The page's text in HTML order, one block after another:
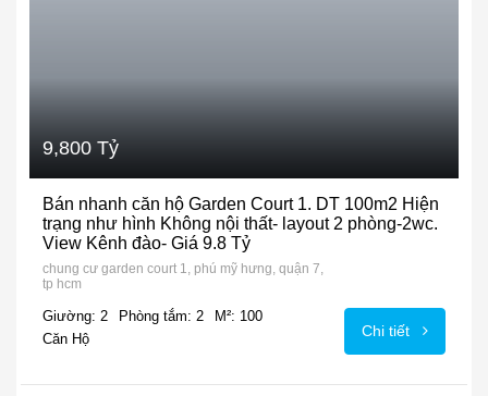
9,800 Tỷ
Bán nhanh căn hộ Garden Court 1. DT 100m2 Hiện
trạng như hình Không nội thất- layout 2 phòng-2wc.
View Kênh đào- Giá 9.8 Tỷ
chung cư garden court 1, phú mỹ hưng, quận 7,
tp hcm
Giường: 2 Phòng tắm: 2
M²: 100
Căn Hộ
Chi tiết